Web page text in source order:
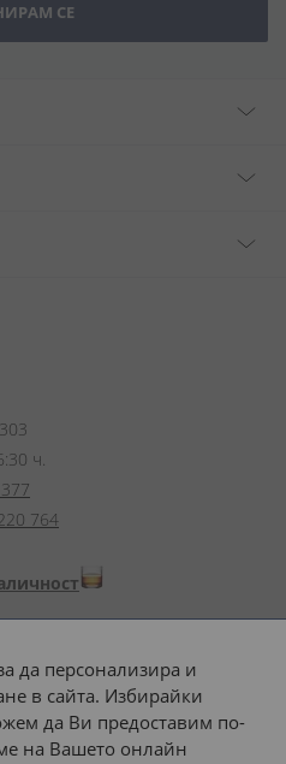
СЕ
ч.
764
плащане:
да персонализира и
в сайта. Избирайки
да Ви предоставим по-
на Вашето онлайн